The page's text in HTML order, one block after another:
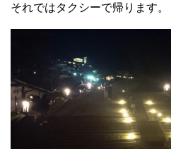
それではタクシーで帰ります。